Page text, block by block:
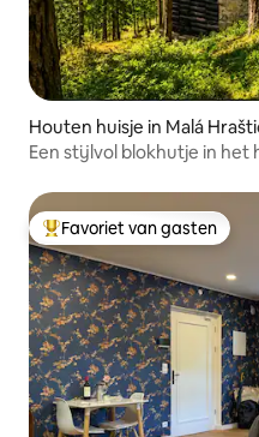
Houten huisje in Malá
Een stijlvol blokhutje in het
Topfavoriet van gasten
Favoriet van gasten